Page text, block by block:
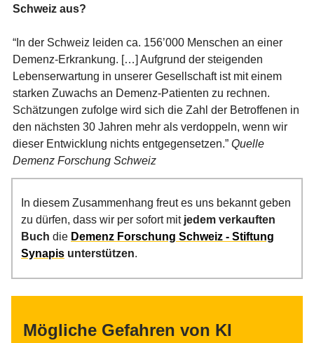
Schweiz aus?
“In der Schweiz leiden ca. 156’000 Menschen an einer
Demenz-Erkrankung. […] Aufgrund der steigenden
Lebenserwartung in unserer Gesellschaft ist mit einem
starken Zuwachs an Demenz-Patienten zu rechnen.
Schätzungen zufolge wird sich die Zahl der Betroffenen in
den nächsten 30 Jahren mehr als verdoppeln, wenn wir
dieser Entwicklung nichts entgegensetzen.” Quelle
Demenz Forschung Schweiz
In diesem Zusammenhang freut es uns bekannt geben
zu dürfen, dass wir per sofort mit jedem verkauften
Buch die Demenz Forschung Schweiz - Stiftung
Synapis unterstützen.
Mögliche Gefahren von KI